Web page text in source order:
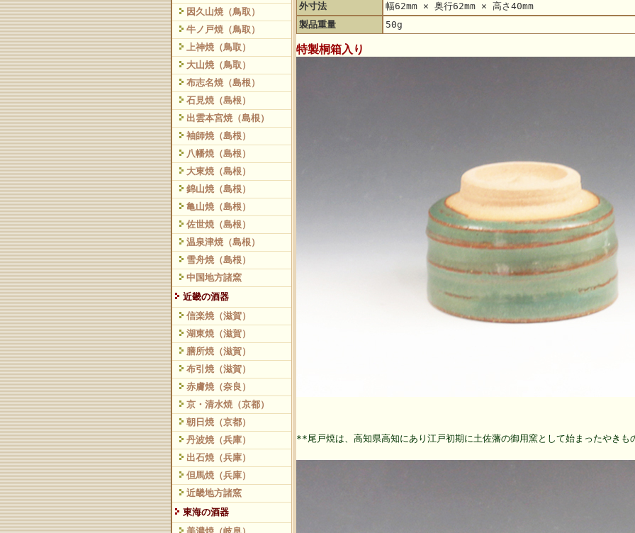
因久山焼（鳥取）
牛ノ戸焼（鳥取）
上神焼（鳥取）
大山焼（鳥取）
布志名焼（島根）
石見焼（島根）
出雲本宮焼（島根）
袖師焼（島根）
八幡焼（島根）
大東焼（島根）
錦山焼（島根）
亀山焼（島根）
佐世焼（島根）
温泉津焼（島根）
雪舟焼（島根）
中国地方諸窯
近畿の酒器
信楽焼（滋賀）
湖東焼（滋賀）
膳所焼（滋賀）
布引焼（滋賀）
赤膚焼（奈良）
京・清水焼（京都）
朝日焼（京都）
丹波焼（兵庫）
出石焼（兵庫）
但馬焼（兵庫）
近畿地方諸窯
東海の酒器
外寸法
幅62mm × 奥行62mm × 高さ40mm
製品重量
50g
特製桐箱入り
**尾戸焼は、高知県高知にあり江戸初期に土佐藩の御用窯として始まったやきも